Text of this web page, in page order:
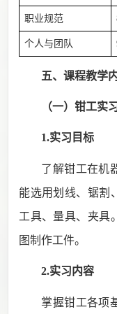
职业规范
个人与团队
五、课程教学
（一）钳工实
1.实习目标
了解钳工在机
能选用划线、锯割
工具、量具、夹具
图制作工件。
2.实习内容
掌握钳工各项